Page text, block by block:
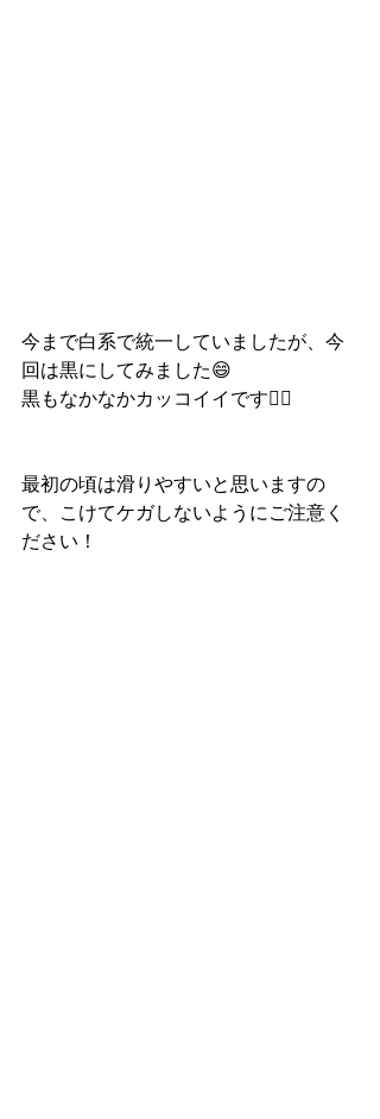
今まで白系で統一していましたが、今
回は黒にしてみました😄
黒もなかなかカッコイイです✌🏻
最初の頃は滑りやすいと思いますの
で、こけてケガしないようにご注意く
ださい！